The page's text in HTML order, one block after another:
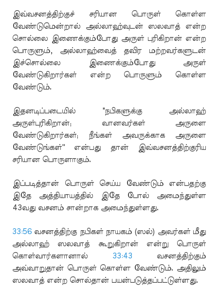
இவ்வசனத்திற்குச் சரியான பொருள் கொள்ள
வேண்டுமென்றால் அல்லாஹ்வுடன் ஸலவாத் என்ற
சொல்லை இணைக்கும்போது அருள் புரிகிறான் என்ற
பொருளும், அல்லாஹ்வைத் தவிர மற்றவர்களுடன்
இச்சொல்லை இணைக்கும்போது அருள்
வேண்டுகிறார்கள் என்ற பொருளும் கொள்ள
வேண்டும்.
இதனடிப்படையில் "நபிகளுக்கு அல்லாஹ்
அருள்புரிகிறான்; வானவர்கள் அருளை
வேண்டுகிறார்கள்; நீங்கள் அவருக்காக அருளை
வேண்டுங்கள்'' என்பது தான் இவ்வசனத்திற்குரிய
சரியான பொருளாகும்.
இப்படித்தான் பொருள் செய்ய வேண்டும் என்பதற்கு
இதே அத்தியாயத்தில் இதே போல் அமைந்துள்ள
43வது வசனம் சான்றாக அமைந்துள்ளது.
33:56 வசனத்திற்கு நபிகள் நாயகம் (ஸல்) அவர்கள் மீது
அல்லாஹ் ஸலவாத் கூறுகிறான் என்று பொருள்
கொள்வார்களானால் 33:43 வசனத்திற்கும்
அவ்வாறுதான் பொருள் கொள்ள வேண்டும். அதிலும்
ஸலவாத் என்ற சொல்தான் பயன்படுத்தப்பட்டுள்ளது.